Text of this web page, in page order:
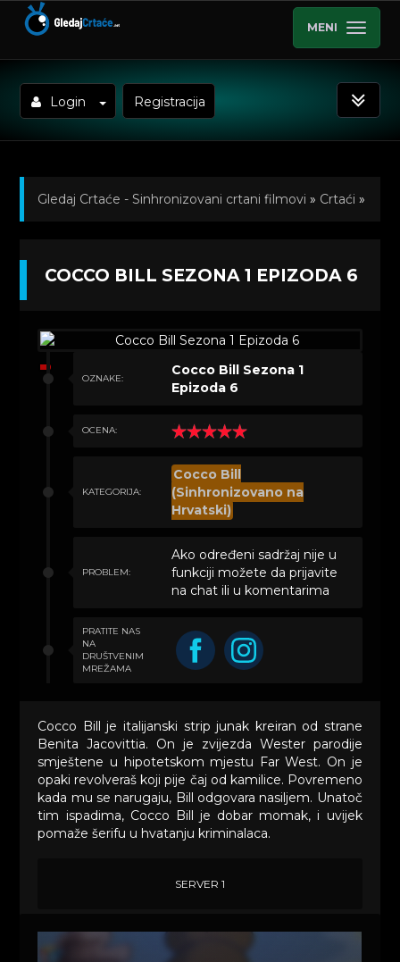
MENI
Login Registracija
Gledaj Crtaće - Sinhronizovani crtani filmovi » Crtaći »
Epizoda 6
COCCO BILL SEZONA 1 EPIZODA 6
OZNAKE:
Cocco Bill Sezona 1
Epizoda 6
OCENA:
KATEGORIJA:
Cocco Bill
(Sinhronizovano na
Hrvatski)
PROBLEM:
Ako određeni sadržaj nije u
funkciji možete da prijavite
na chat ili u komentarima
PRATITE NAS
NA
DRUŠTVENIM
MREŽAMA
Cocco Bill je italijanski strip junak kreiran od strane
Benita Jacovittia. On je zvijezda Wester parodije
smještene u hipotetskom mjestu Far West. On je
opaki revolveraš koji pije čaj od kamilice. Povremeno
kada mu se narugaju, Bill odgovara nasiljem. Unatoč
tim ispadima, Cocco Bill je dobar momak, i uvijek
pomaže šerifu u hvatanju kriminalaca.
SERVER 1